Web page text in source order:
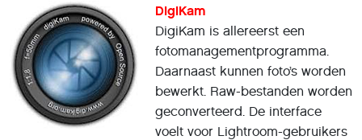
DigiKam
DigiKam is allereerst een
fotomanagementprogramma.
Daarnaast kunnen foto’s worden
bewerkt. Raw-bestanden worden
geconverteerd. De interface
voelt voor Lightroom-gebruikers